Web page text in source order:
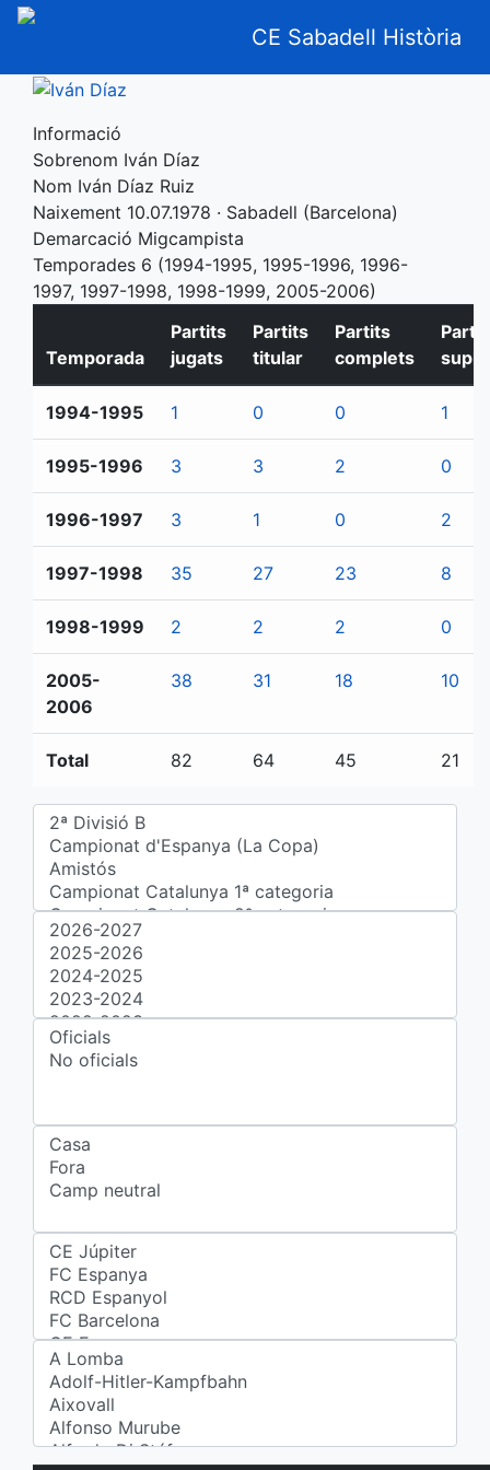
CE Sabadell Història
Informació
Sobrenom Iván Díaz
Nom Iván Díaz Ruiz
Naixement 10.07.1978 · Sabadell (Barcelona)
Demarcació Migcampista
Temporades 6 (1994-1995, 1995-1996, 1996-
1997, 1997-1998, 1998-1999, 2005-2006)
Temporada
Partits
jugats
Partits
titular
Partits
complets
1994-1995 1 0 0 1
1995-1996 3 3 2 0
1996-1997 3 1 0 2
1997-1998 35 27 23 8
1998-1999 2 2 2 0
2005-
2006
38 31 18 10
Total 82 64 45 21